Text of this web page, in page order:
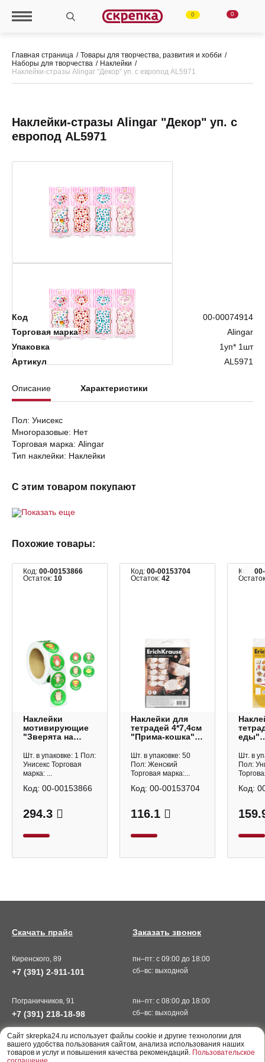
0 0
Главная страница
Товары для творчества, развития и хобби
Наборы для творчества
Наклейки
Наклейки-стразы Alingar "Декор" уп. с европод AL5971
Наклейки-стразы Alingar "Декор" уп. с
европод AL5971
Код
00-00074914
Торговая марка
Alingar
Упаковка
1уп* 1шт
Артикул
AL5971
Описание Характеристики
Пол: Унисекс
Многоразовые: Нет
Торговая марка: Alingar
Тип наклейки: Наклейки
С этим товаром покупают
Показать еще
Похожие товары:
Код: 00-00153866
Остаток: 10
Наклейки
мотивирующие
"Зверята на
1000шт, рулон
8381 Квадра
Шт. в упаковке: 1 Пол:
Унисекс Торговая
марка: ...
294.3
Код: 00-00153866
Код: 00-00153704
Остаток: 42
Наклейки для
тетрадей 4*7,4см
"Прима-кошка"
Krause
Шт. в упаковке: 50
Пол: Женский
Торговая марка:...
116.1
Код: 00-00153704
Код:
еды"
Erich
Шт. в
Пол:
Код:
Киренского, 89
+7 (391) 2-911-101
пн–пт: с 09:00 до 18:00
сб–вс: выходной
Пограничников, 91
+7 (391) 218-18-98
пн–пт: с 08:00 до 18:00
сб–вс: выходной
Заказать звонок
Скачать прайс
Cайт skrepka24.ru использует файлы cookie и другие технологии для
вашего удобства пользования сайтом, анализа использования наших
товаров и услуг и повышения качества рекомендаций. Пользовательское